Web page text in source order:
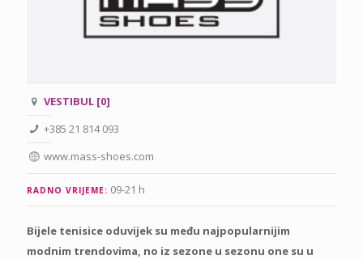
VESTIBUL [0]
+385 21 814 093
www.mass-shoes.com
RADNO VRIJEME: 09-21 h
Bijele tenisice oduvijek su među najpopularnijim
modnim trendovima, no iz sezone u sezonu one su u